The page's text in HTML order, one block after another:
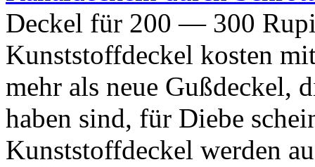
Deckel für 200 — 300
Kunststoffdeckel kosten
mehr als neue Gußdeckel,
haben sind, für Diebe
Kunststoffdeckel werden